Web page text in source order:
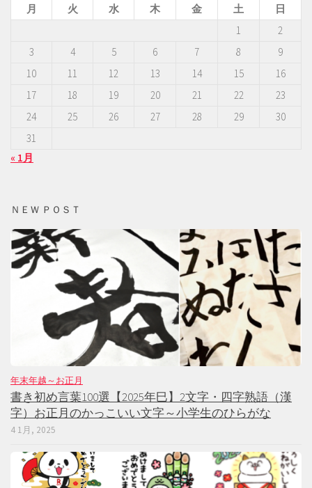
月
火 水 木 金 土
日
1
2
3
4 5 6 7 8
9
10
11 12 13 14 15
16
17
18 19 20 21 22
23
24
25 26 27 28 29
30
31
« 1月
ＮＥＷ ＰＯＳＴ
年末年越～お正月
書き初め言葉100選【2025年巳】2文字・四字熟語（漢
字）お正月のかっこいい文字～小学生のひらがな
4 1月, 2025